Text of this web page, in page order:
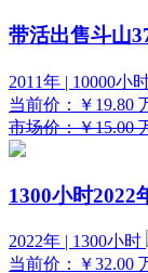
带活出售斗山
2011年 | 10000小
当前价：
￥19.80
市场价：￥15.00
1300小时2022
2022年 | 1300小时
当前价：
￥32.00